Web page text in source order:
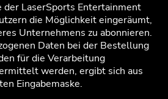
LaserSports Entertainment
die Möglichkeit eingeräumt,
Unternehmens zu abonnieren.
Daten bei der Bestellung
für die Verarbeitung
werden, ergibt sich aus
Eingabemaske.